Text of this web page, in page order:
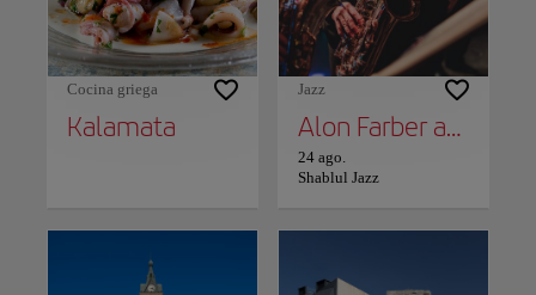
Cocina griega
Kalamata
Jazz
Alon Farber and Avishai Cohen (trompette)
24 ago.
Shablul Jazz